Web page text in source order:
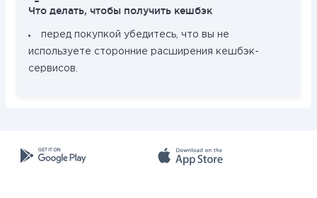
Что делать, чтобы получить кешбэк
перед покупкой убедитесь, что вы не
используете сторонние расширения кешбэк-
сервисов.